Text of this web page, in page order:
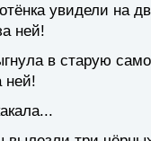
увидели на
ней!
в старую
ней!